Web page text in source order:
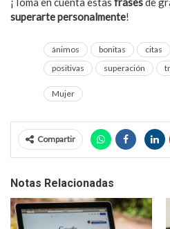
superarte personalmente!
ánimos bonitas citas
positivas
superación
Mujer
Compartir
Notas Relacionadas